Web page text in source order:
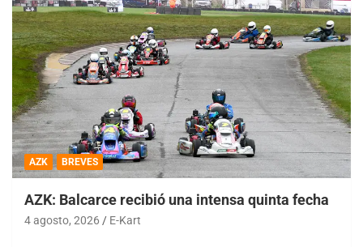
AZK BREVES
AZK: Balcarce recibió una intensa quinta fecha
4 agosto, 2026 E-Kart